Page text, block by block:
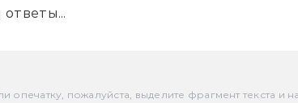
опечатку, пожалуйста, выделите фрагмент текста и